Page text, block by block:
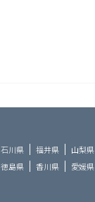
石川県 福井県
山梨県
徳島県 香川県
愛媛県